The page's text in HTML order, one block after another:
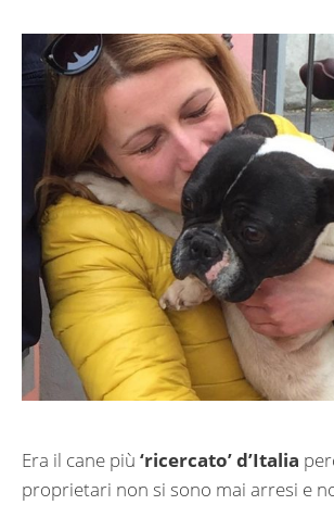
Era il cane più ‘ricercato’ d’Italia
proprietari non si sono mai arresi e